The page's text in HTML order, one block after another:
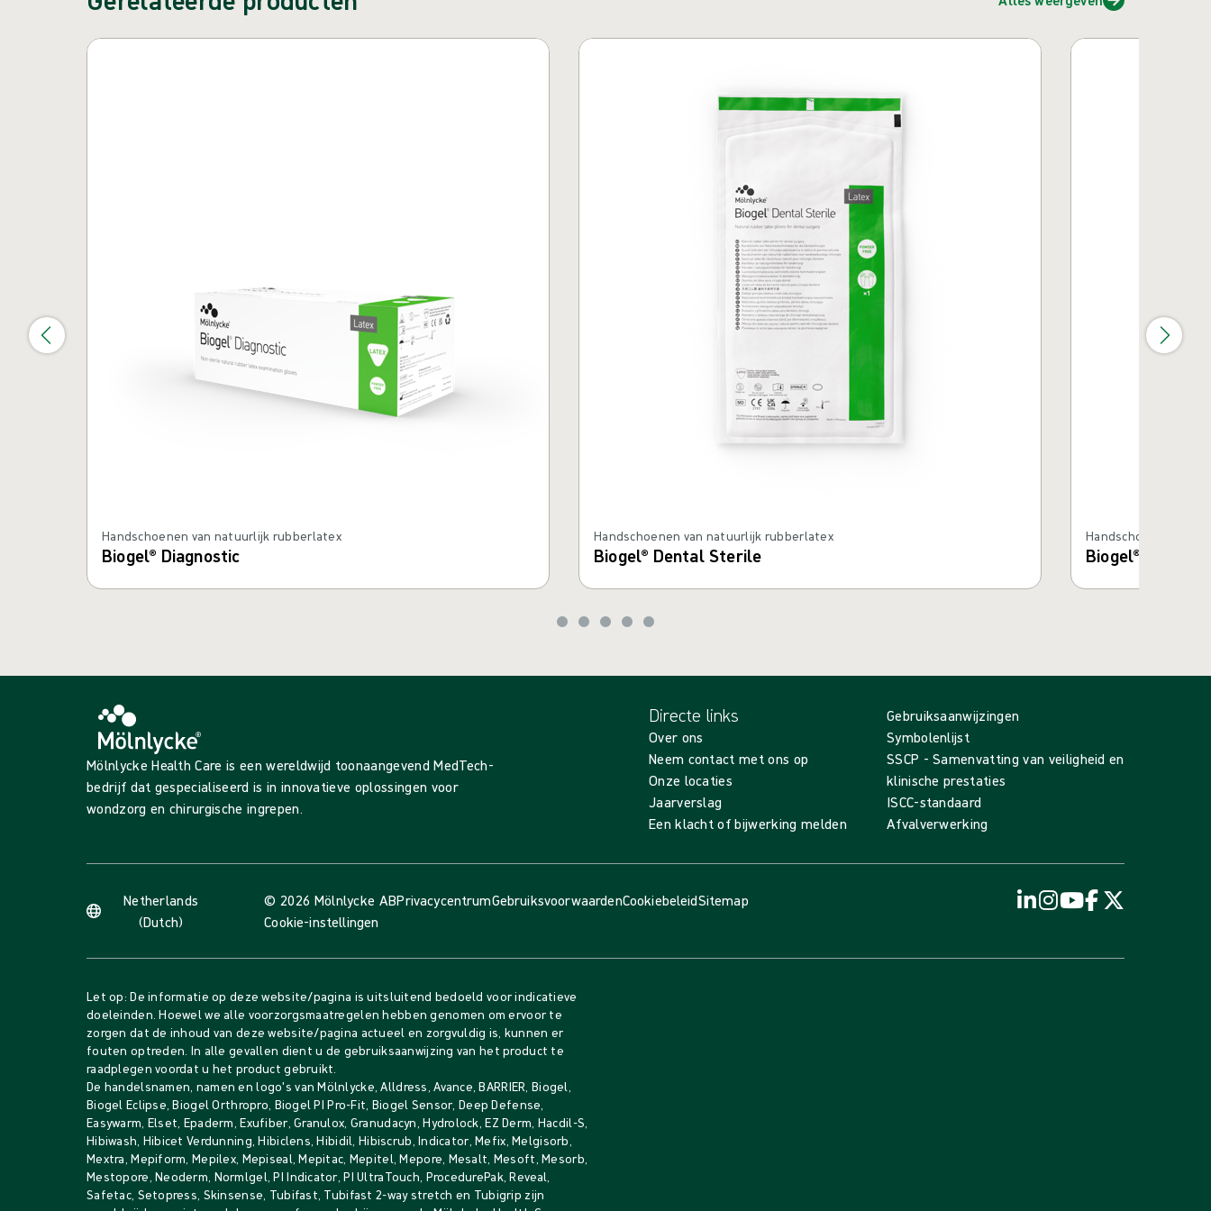
Handschoenen van natuurlijk rubberlatex
Biogel® Diagnostic
Handschoenen van natuurlijk rubberlatex
Biogel® Dental Sterile
Handschoenen van
Biogel® Optifit®
Mölnlycke Health Care is een wereldwijd toonaangevend MedTech-
bedrijf dat gespecialiseerd is in innovatieve oplossingen voor
wondzorg en chirurgische ingrepen.
Directe links
Over ons
Neem contact met ons op
Onze locaties
Jaarverslag
Een klacht of bijwerking melden
Gebruiksaanwijzingen
Symbolenlijst
SSCP - Samenvatting van veiligheid en
klinische prestaties
ISCC-standaard
Afvalverwerking
Netherlands
(Dutch)
© 2026 Mölnlycke ABPrivacycentrumGebruiksvoorwaardenCookiebeleidSitemap
Cookie-instellingen
Let op: De informatie op deze website/pagina is uitsluitend bedoeld voor indicatieve
doeleinden. Hoewel we alle voorzorgsmaatregelen hebben genomen om ervoor te
zorgen dat de inhoud van deze website/pagina actueel en zorgvuldig is, kunnen er
fouten optreden. In alle gevallen dient u de gebruiksaanwijzing van het product te
raadplegen voordat u het product gebruikt.
De handelsnamen, namen en logo's van Mölnlycke, Alldress, Avance, BARRIER, Biogel,
Biogel Eclipse, Biogel Orthropro, Biogel PI Pro-Fit, Biogel Sensor, Deep Defense,
Easywarm, Elset, Epaderm, Exufiber, Granulox, Granudacyn, Hydrolock, EZ Derm, Hacdil-S,
Hibiwash, Hibicet Verdunning, Hibiclens, Hibidil, Hibiscrub, Indicator, Mefix, Melgisorb,
Mextra, Mepiform, Mepilex, Mepiseal, Mepitac, Mepitel, Mepore, Mesalt, Mesoft, Mesorb,
Mestopore, Neoderm, Normlgel, PI Indicator, PI UltraTouch, ProcedurePak, Reveal,
Safetac, Setopress, Skinsense, Tubifast, Tubifast 2-way stretch en Tubigrip zijn